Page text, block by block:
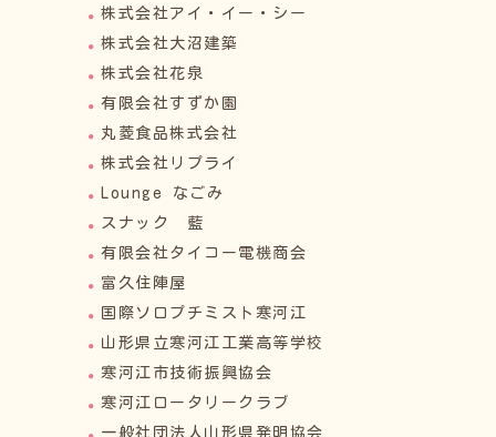
株式会社アイ・イー・シー
株式会社大沼建築
株式会社花泉
有限会社すずか園
丸菱食品株式会社
株式会社リプライ
Lounge なごみ
スナック 藍
有限会社タイコー電機商会
富久住陣屋
国際ソロプチミスト寒河江
山形県立寒河江工業高等学校
寒河江市技術振興協会
寒河江ロータリークラブ
一般社団法人山形県発明協会